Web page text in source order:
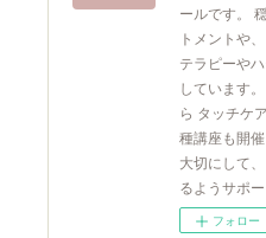
ールです。
トメントや
テラピーや
しています
ら タッチケ
種講座も開
大切にして
るようサポー
フォロー